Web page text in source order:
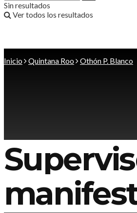
Sin resultados
Ver todos los resultados
Inicio Quintana Roo Othón P. Blanco